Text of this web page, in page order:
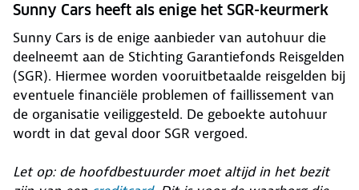
Sunny Cars heeft als enige het SGR-keurmerk
Sunny Cars is de enige aanbieder van autohuur die
deelneemt aan de Stichting Garantiefonds Reisgelden
(SGR). Hiermee worden vooruitbetaalde reisgelden bij
eventuele financiële problemen of faillissement van
de organisatie veiliggesteld. De geboekte autohuur
wordt in dat geval door SGR vergoed.
Let op: de hoofdbestuurder moet altijd in het bezit